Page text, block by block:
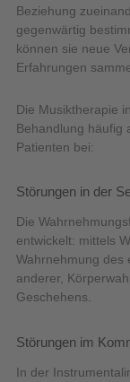
Beziehung
gegenwärtig
können sie neue
Erfahrungen
Die Musiktherapie
Behandlung häufig
Patienten bei:
Störungen in der
Die
entwickelt: mittels
Wahrnehmung des
anderer,
Geschehens.
Störungen im
In der